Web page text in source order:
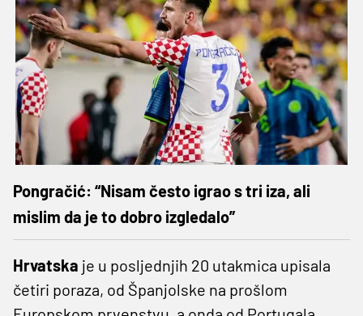
Pongračić: “Nisam često igrao s tri iza, ali
mislim da je to dobro izgledalo”
Hrvatska je u posljednjih 20 utakmica upisala
četiri poraza, od Španjolske na prošlom